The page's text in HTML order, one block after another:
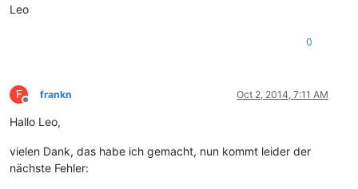
Leo
0
F
Offline
frankn Oct 2, 2014, 7:11 AM
Hallo Leo,
vielen Dank, das habe ich gemacht, nun kommt leider der
nächste Fehler: